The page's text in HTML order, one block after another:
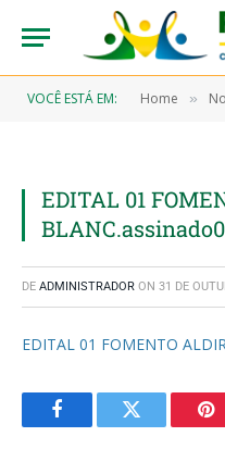
VOCÊ ESTÁ EM: Home »
EDITAL 01
DE ADMINISTRADOR ON 31 DE
EDITAL 01 FOMENTO
FacebookTwitter